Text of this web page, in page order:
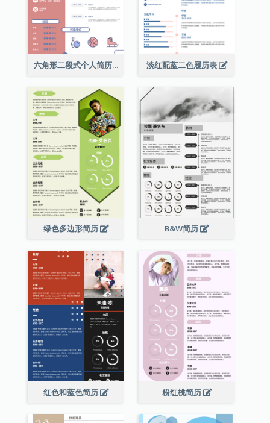
六角形二段式个人简历 淡红配蓝二色履历表
绿色多边形简历 B&W简历
红色和蓝色简历 粉红桃简历